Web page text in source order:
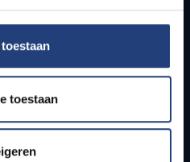
toestaan
scholen